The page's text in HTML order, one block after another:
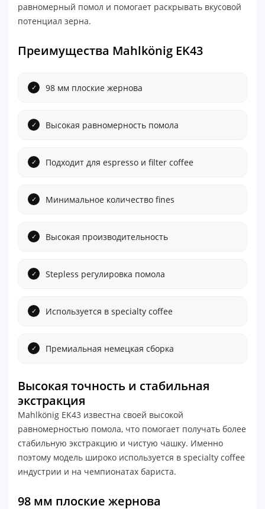
равномерный помол и помогает раскрывать вкусовой
потенциал зерна.
Преимущества Mahlkönig EK43
98 мм плоские жернова
Высокая равномерность помола
Подходит для espresso и filter coffee
Минимальное количество fines
Высокая производительность
Stepless регулировка помола
Используется в specialty coffee
Премиальная немецкая сборка
Высокая точность и стабильная
экстракция
Mahlkönig EK43 известна своей высокой
равномерностью помола, что помогает получать более
стабильную экстракцию и чистую чашку. Именно
поэтому модель широко используется в specialty coffee
индустрии и на чемпионатах бариста.
98 мм плоские жернова